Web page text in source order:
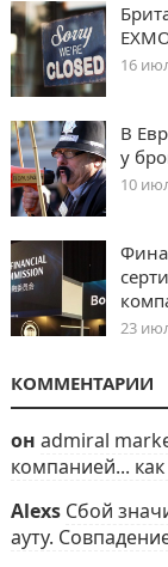
16
В
у
10
23
КОММЕНТАРИИ
он admiral
компанией...
Alexs Сбой
ауту.